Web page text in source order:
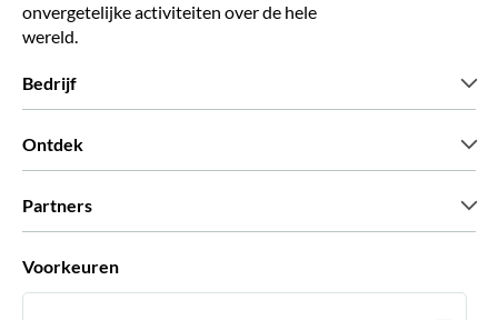
onvergetelijke activiteiten over de hele
wereld.
Bedrijf
Ontdek
Partners
Voorkeuren